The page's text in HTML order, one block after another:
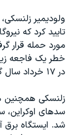
ولودیمیر
تایید کرد که
مورد حمله قرار
خطر یک فاجعه
در ۱۷ خرداد سال گذشته مواجه کرده است.
زلنسکی همچنین
سدهای اوکراین،
شد. ایستگاه برق